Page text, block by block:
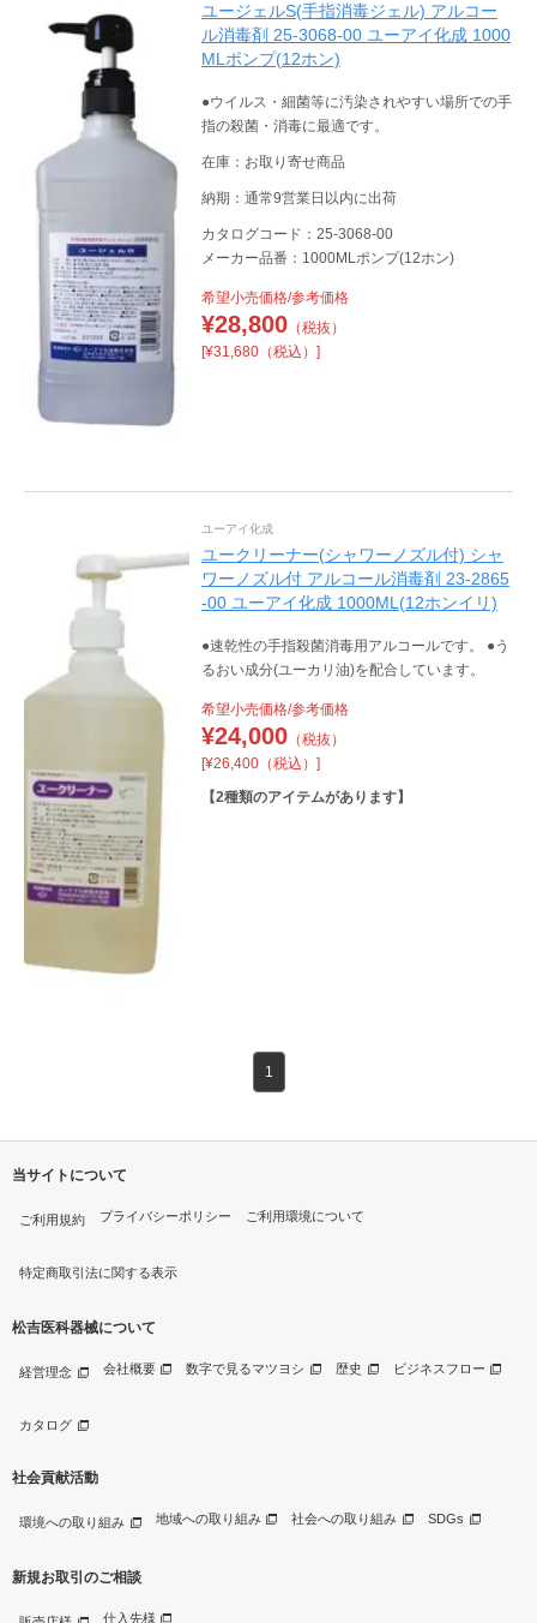
ユージェルS(手指消毒ジェル) アルコー
ル消毒剤 25-3068-00 ユーアイ化成 1000
MLポンプ(12ホン)
●ウイルス・細菌等に汚染されやすい場所での手
指の殺菌・消毒に最適です。
在庫：お取り寄せ商品
納期：通常9営業日以内に出荷
カタログコード：25-3068-00
メーカー品番：1000MLポンプ(12ホン)
希望小売価格/参考価格
¥28,800（税抜）
[¥31,680（税込）]
ユーアイ化成
ユークリーナー(シャワーノズル付) シャ
ワーノズル付 アルコール消毒剤 23-2865
-00 ユーアイ化成 1000ML(12ホンイリ)
●速乾性の手指殺菌消毒用アルコールです。 ●う
るおい成分(ユーカリ油)を配合しています。
希望小売価格/参考価格
¥24,000（税抜）
[¥26,400（税込）]
【2種類のアイテムがあります】
1
当サイトについて
ご利用規約 プライバシーポリシー ご利用環境について
特定商取引法に関する表示
松吉医科器械について
経営理念 会社概要 数字で見るマツヨシ 歴史 ビジネスフロー
カタログ
社会貢献活動
環境への取り組み 地域への取り組み 社会への取り組み SDGs
新規お取引のご相談
仕入先様